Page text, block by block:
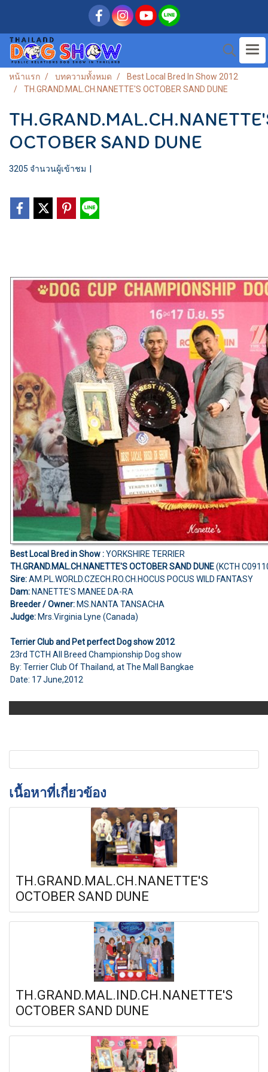
หน้าแรก บทความทั้งหมด
Best Local Bred In Show 2012
TH.GRAND.MAL.CH.NANETTE'S OCTOBER SAND DUNE
OCTOBER SAND DUNE
3205 จำนวนผู้เข้าชม
Best Local Bred in Show :YORKSHIRE TERRIER
TH.GRAND.MAL.CH.NANETTE'S OCTOBER SAND DUNE(KCTH
Sire:AM.PL.WORLD.CZECH.RO.CH.HOCUS POCUS WILD FANTASY
Dam:NANETTE'S MANEE DA-RA
Breeder / Owner:MS.NANTA TANSACHA
Judge:Mrs.Virginia Lyne (Canada)
Terrier Club and Pet perfect Dog show 2012
23rd TCTH All Breed Championship Dog show
By: Terrier Club Of Thailand, at The Mall Bangkae
Date: 17 June,2012
เนื้อหาที่เกี่ยวข้อง
TH.GRAND.MAL.CH.NANETTE'S
OCTOBER SAND DUNE
TH.GRAND.MAL.IND.CH.NANETTE'S
OCTOBER SAND DUNE